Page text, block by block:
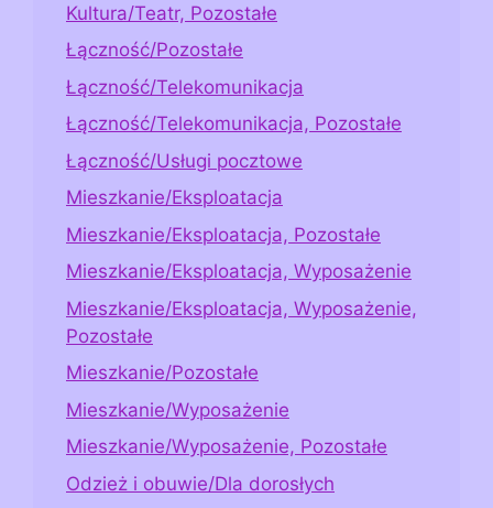
Kultura/Teatr, Pozostałe
Łączność/Pozostałe
Łączność/Telekomunikacja
Łączność/Telekomunikacja, Pozostałe
Łączność/Usługi pocztowe
Mieszkanie/Eksploatacja
Mieszkanie/Eksploatacja, Pozostałe
Mieszkanie/Eksploatacja, Wyposażenie
Mieszkanie/Eksploatacja, Wyposażenie,
Pozostałe
Mieszkanie/Pozostałe
Mieszkanie/Wyposażenie
Mieszkanie/Wyposażenie, Pozostałe
Odzież i obuwie/Dla dorosłych